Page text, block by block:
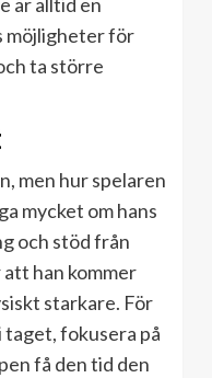
är alltid en
möjligheter för
ta större
men hur spelaren
mycket om hans
och stöd från
han kommer
starkare. För
fokusera på
få den tid den